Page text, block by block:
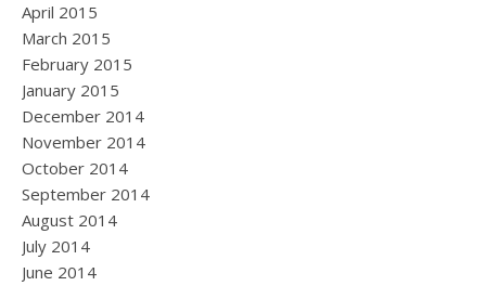
April 2015
March 2015
February 2015
January 2015
December 2014
November 2014
October 2014
September 2014
August 2014
July 2014
June 2014